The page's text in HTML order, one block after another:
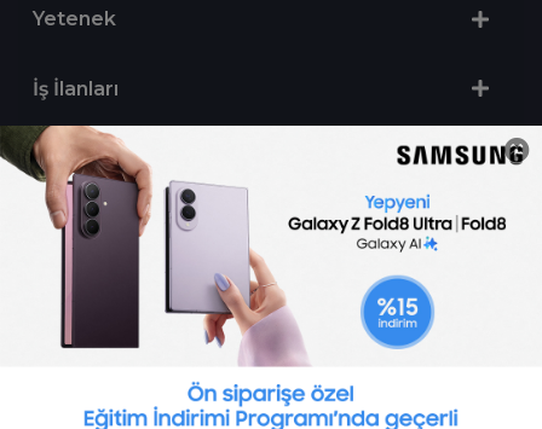
Yetenek
İş İlanları
Sertifika Programları
Yetenek Testleri